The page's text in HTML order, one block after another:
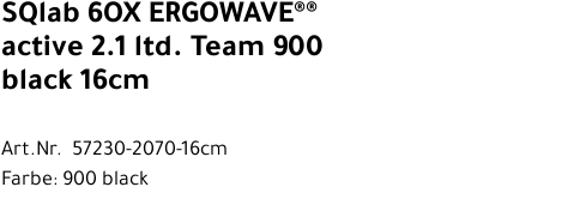
SQlab 6OX ERGOWAVE®®
active 2.1 ltd. Team 900
black 16cm
Art.Nr. 57230-2070-16cm
Farbe: 900 black